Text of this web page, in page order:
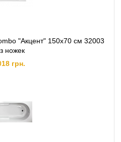
"Акцент" 150х70 см 32003
ножек
грн.